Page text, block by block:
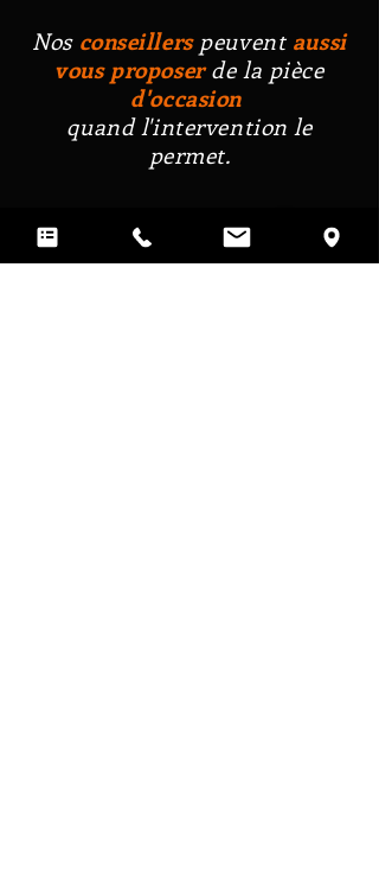
Nos conseillerspeuvent aussi
vous proposerde la pièce
d'occasion
quand l'intervention le
permet.
Prendre Contact...